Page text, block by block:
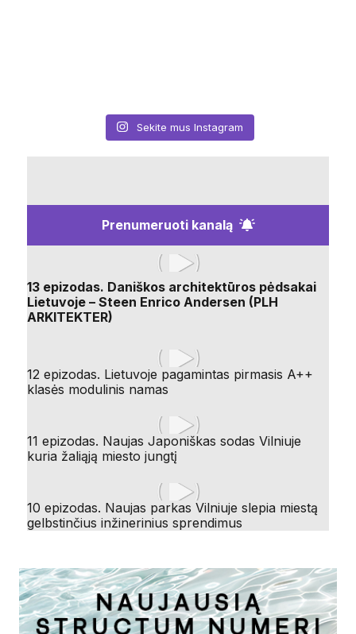
Sekite mus Instagram
Prenumeruoti kanalą
13 epizodas. Daniškos architektūros pėdsakai
Lietuvoje – Steen Enrico Andersen (PLH
ARKITEKTER)
12 epizodas. Lietuvoje pagamintas pirmasis A++
klasės modulinis namas
11 epizodas. Naujas Japoniškas sodas Vilniuje
kuria žaliąją miesto jungtį
10 epizodas. Naujas parkas Vilniuje slepia miestą
gelbstinčius inžinerinius sprendimus